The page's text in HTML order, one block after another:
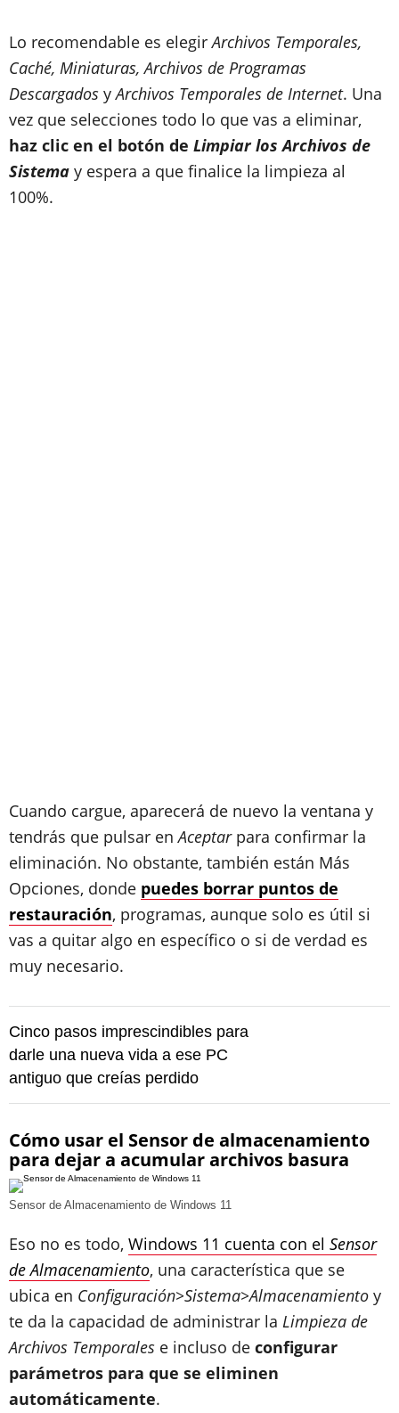
Lo recomendable es elegirArchivos Temporales,
Caché, Miniaturas, Archivos de Programas
Descargados yArchivos Temporales de Internet. Una
vez que selecciones todo lo que vas a eliminar,
haz clic en el botón de Limpiar los Archivos de
Sistema y espera a que finalice la limpieza al
100%.
Cuando cargue, aparecerá de nuevo la ventana y
tendrás que pulsar enAceptar para confirmar la
eliminación. No obstante, también están Más
Opciones, donde puedes borrar puntos de
restauración, programas, aunque solo es útil si
vas a quitar algo en específico o si de verdad es
muy necesario.
Cinco pasos imprescindibles para
darle una nueva vida a ese PC
antiguo que creías perdido
Cómo usar el Sensor de almacenamiento
para dejar a acumular archivos basura
Sensor de Almacenamiento de Windows 11
Eso no es todo, Windows 11 cuenta con el Sensor
de Almacenamiento, una característica que se
ubica en Configuración>Sistema>Almacenamiento y
te da la capacidad de administrar la Limpieza de
Archivos Temporales e incluso de configurar
parámetros para que se eliminen
automáticamente.